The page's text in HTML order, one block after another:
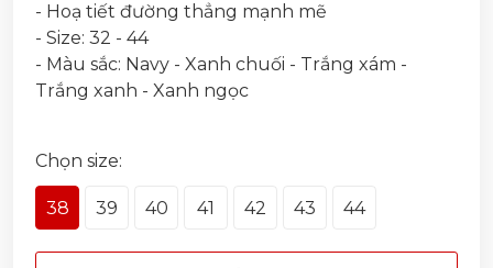
- Hoạ tiết đường thẳng mạnh mẽ
- Size: 32 - 44
- Màu sắc: Navy - Xanh chuối - Trắng xám -
Trắng xanh - Xanh ngọc
Chọn size:
38 39 40 41 42 43 44